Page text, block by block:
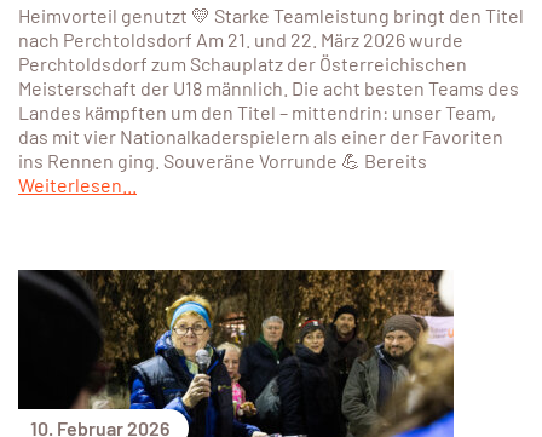
Heimvorteil genutzt 💛 Starke Teamleistung bringt den Titel
nach Perchtoldsdorf Am 21. und 22. März 2026 wurde
Perchtoldsdorf zum Schauplatz der Österreichischen
Meisterschaft der U18 männlich. Die acht besten Teams des
Landes kämpften um den Titel – mittendrin: unser Team,
das mit vier Nationalkaderspielern als einer der Favoriten
ins Rennen ging. Souveräne Vorrunde 💪 Bereits
Weiterlesen...
10. Februar 2026